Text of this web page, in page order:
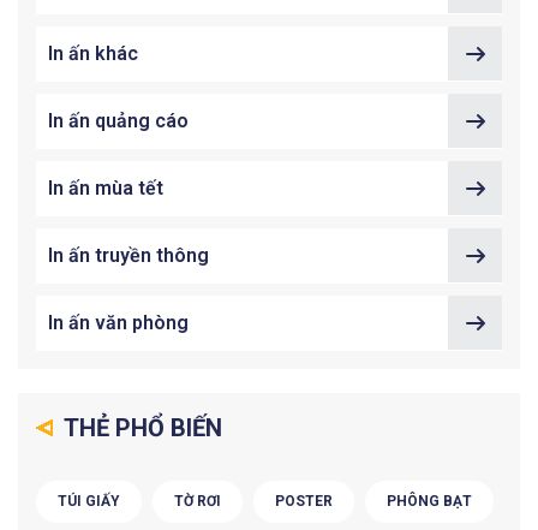
In ấn khác
In ấn quảng cáo
In ấn mùa tết
In ấn truyền thông
In ấn văn phòng
THẺ PHỔ BIẾN
TÚI GIẤY TỜ RƠI POSTER PHÔNG BẠT